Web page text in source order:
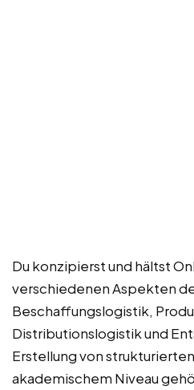
Du konzipierst und hältst
verschiedenen Aspekten
Beschaffungslogistik,
Distributionslogistik und
Erstellung von
akademischem Niveau